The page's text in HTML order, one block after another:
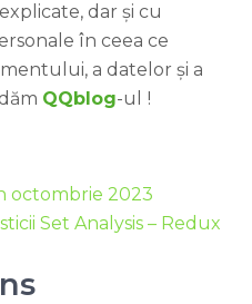
dar și cu
în ceea ce
a datelor și a
QQblog-ul !
octombrie 2023
Set Analysis – Redux